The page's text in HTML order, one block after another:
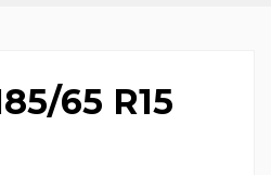
65 R15